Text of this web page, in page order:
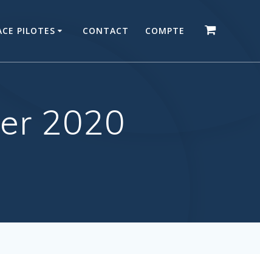
PILOTES CONTACT COMPTE
2020